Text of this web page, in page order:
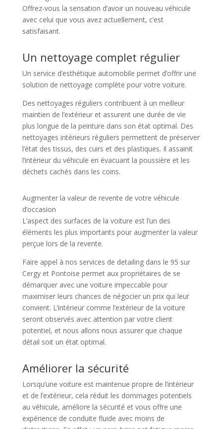
Offrez-vous la sensation d’avoir un nouveau véhicule
avec celui que vous avez actuellement, c’est
satisfaisant.
Un nettoyage complet régulier
Un service d’esthétique automobile permet d’offrir une
solution de nettoyage complète pour votre voiture.
Des nettoyages réguliers contribuent à un meilleur
maintien de l’extérieur et assurent une durée de vie
plus longue de la peinture dans son état optimal. Des
nettoyages intérieurs réguliers permettent de préserver
l’état des tissus, des cuirs et des plastiques. Il assainit
l’intérieur du véhicule en évacuant la poussière et les
déchets cachés dans les coins.
Augmenter la valeur de revente de votre véhicule
d’occasion
L’aspect des surfaces de la voiture est l’un des
éléments les plus importants pour augmenter la valeur
perçue lors de la revente.
Faire appel à nos services de detailing dans le 95 sur
Cergy et Pontoise permet aux propriétaires de se
démarquer avec une voiture impeccable pour
maximiser leurs chances de négocier un prix qui leur
convient. L’intérieur comme l’extérieur de la voiture
seront observés avec attention par votre client
potentiel, et nous allons nous assurer que chaque
détail soit un état optimal.
Améliorer la sécurité
Lorsqu’une voiture est maintenue propre de l’intérieur
et de l’extérieur, cela réduit les dommages potentiels
au véhicule, améliore la sécurité et vous offre une
expérience de conduite fluide avec moins de